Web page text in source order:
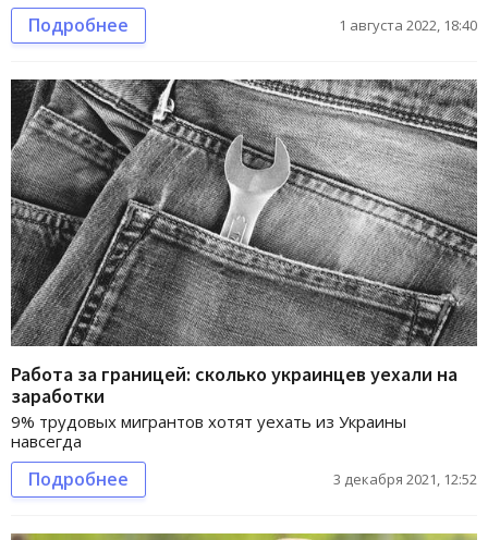
Подробнее 1 августа 2022, 18:40
Работа за границей: сколько украинцев уехали на
заработки
9% трудовых мигрантов хотят уехать из Украины
навсегда
Подробнее 3 декабря 2021, 12:52